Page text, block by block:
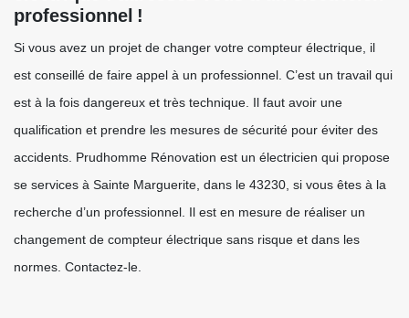
professionnel !
Si vous avez un projet de changer votre compteur électrique, il
est conseillé de faire appel à un professionnel. C’est un travail qui
est à la fois dangereux et très technique. Il faut avoir une
qualification et prendre les mesures de sécurité pour éviter des
accidents. Prudhomme Rénovation est un électricien qui propose
se services à Sainte Marguerite, dans le 43230, si vous êtes à la
recherche d’un professionnel. Il est en mesure de réaliser un
changement de compteur électrique sans risque et dans les
normes. Contactez-le.